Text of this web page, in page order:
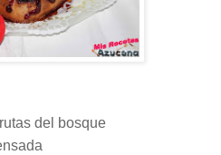
del bosque